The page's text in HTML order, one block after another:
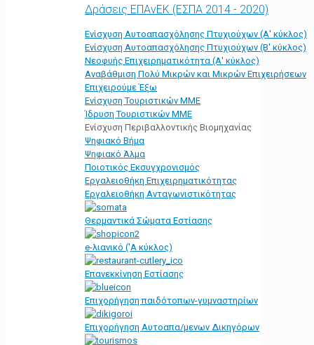
Δράσεις ΕΠΑνΕΚ (ΕΣΠΑ 2014 - 2020)
Ενίσχυση Αυτοαπασχόλησης Πτυχιούχων (Α' κύκλος)
Ενίσχυση Αυτοαπασχόλησης Πτυχιούχων (Β' κύκλος)
Νεοφυής Επιχειρηματικότητα (Α' κύκλος)
Αναβάθμιση Πολύ Μικρών και Μικρών Επιχειρήσεων
Επιχειρούμε Έξω
Ενίσχυση Τουριστικών ΜΜΕ
Ίδρυση Τουριστικών ΜΜΕ
Ενίσχυση Περιβαλλοντικής Βιομηχανίας
Ψηφιακό Βήμα
Ψηφιακό Άλμα
Ποιοτικός Εκσυγχρονισμός
Εργαλειοθήκη Eπιχειρηματικότητας
Εργαλειοθήκη Ανταγωνιστικότητας
Θερμαντικά Σώματα Εστίασης
e-λιανικό ('Α κύκλος)
Επανεκκίνηση Εστίασης
Επιχορήγηση παιδότοπων-γυμναστηρίων
Επιχορήγηση Αυτοαπα/μενων Δικηγόρων